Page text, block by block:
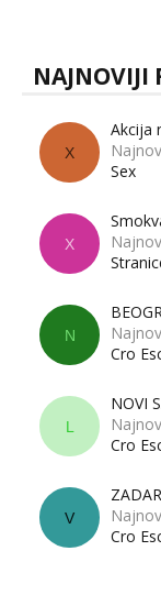
NAJNOVIJI
X
Akcija
Sex
X
N
Cro
L
NOVI
Cro
V
Cro